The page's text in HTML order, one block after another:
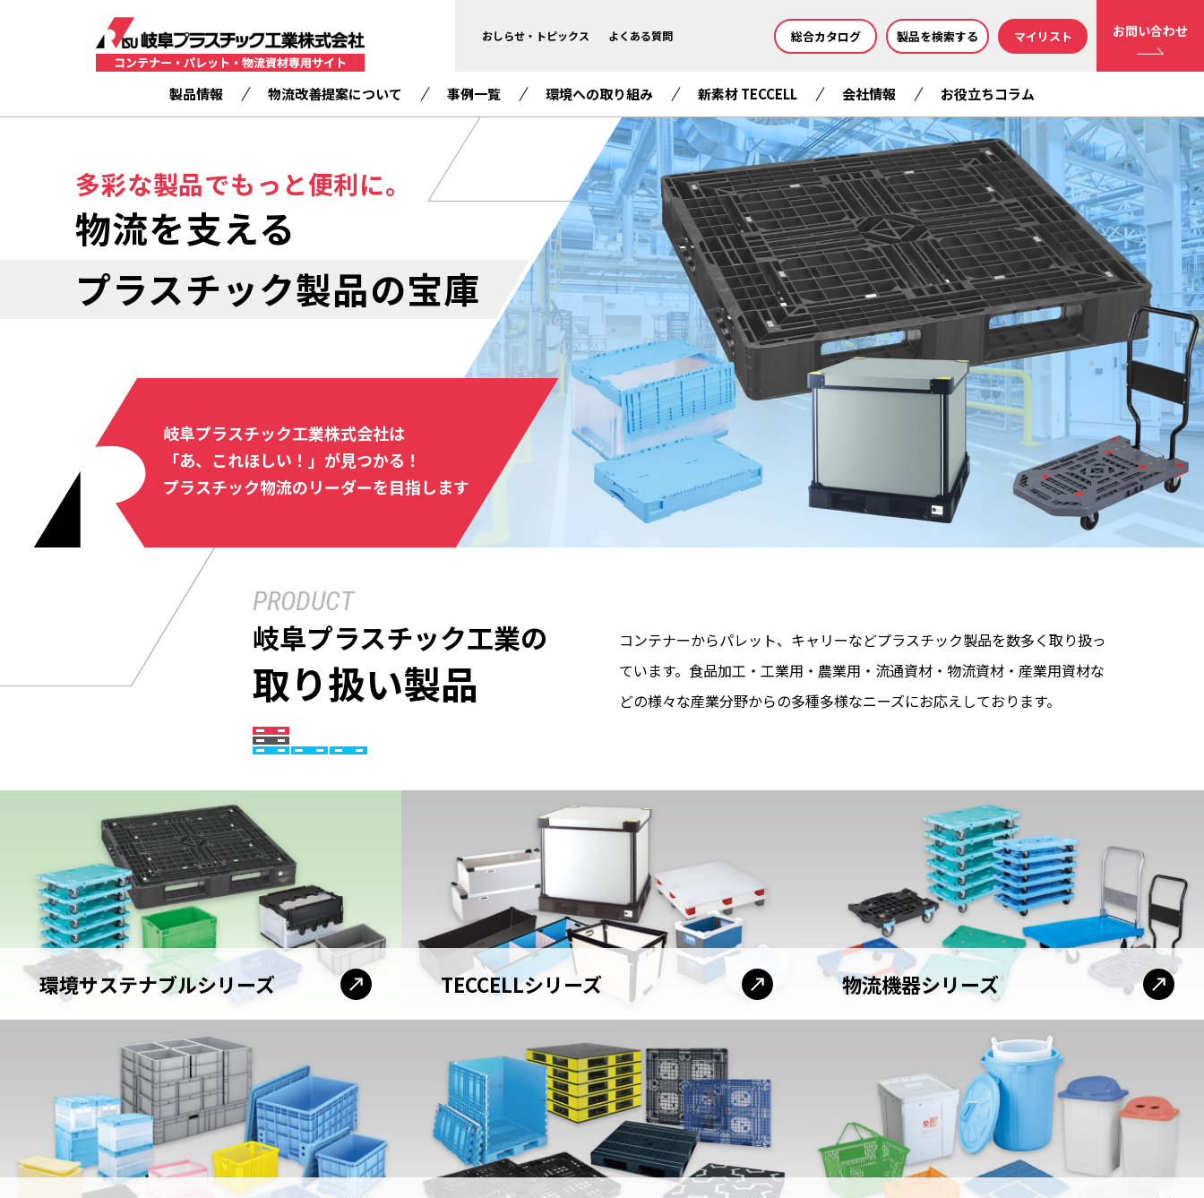
おしらせ・トピックス よくある質問 総合カタログ 製品を検索する マイリスト お問い合わせ
製品情報 物流改善提案について 事例一覧 環境への取り組み 新素材 TECCELL 会社情報 お役立ちコラム
多彩な製品でもっと便利に。
物流を支える
プラスチック製品の宝庫
岐阜プラスチック工業株式会社は
「あ、これほしい！」が見つかる！
プラスチック物流のリーダーを目指します
PRODUCT
岐阜プラスチック工業の
取り扱い製品
コンテナーからパレット、キャリーなどプラスチック製品を数多く取り扱っ
ています。食品加工・工業用・農業用・流通資材・物流資材・産業用資材な
どの様々な産業分野からの多種多様なニーズにお応えしております。
環境サステナブルシリーズ TECCELLシリーズ 物流機器シリーズ